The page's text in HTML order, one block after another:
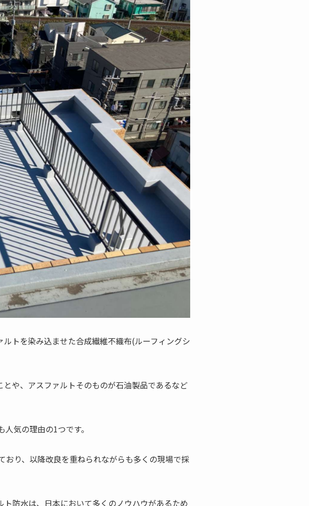
トを染み込ませた合成繊維不織布(ルーフィングシ
や、アスファルトそのものが石油製品であるなど
気の理由の1つです。
り、以降改良を重ねられながらも多くの現場で採
防水は、日本において多くのノウハウがあるため